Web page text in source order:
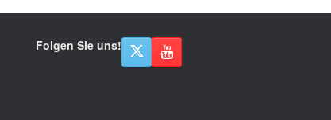
Folgen Sie uns!